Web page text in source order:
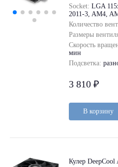
Socket: LGA
2011-3, AM4,
Количество
Размеры
Скорость
мин
Подсветка:
3 810 ₽
В корзину
Кулер DeepCool